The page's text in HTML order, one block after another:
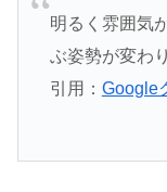
明るく雰囲気
ぶ姿勢が変わ
引用： Google